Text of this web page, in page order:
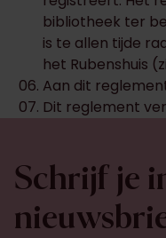
bibliotheek ter
is te allen tijde
het Rubenshuis
Aan dit
Dit reglement
Schrijf je